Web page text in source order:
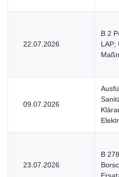
22.07.2026
B 2
LAP;
09.07.2026
23.07.2026
B